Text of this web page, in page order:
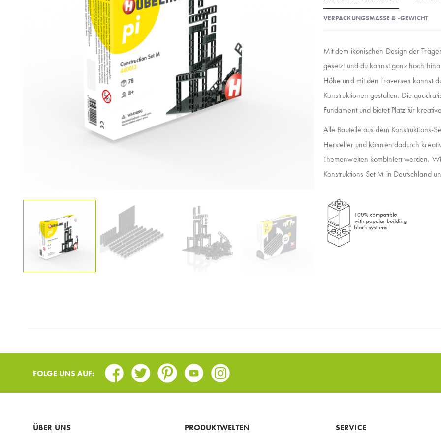
VERPACKUNGSMASSE & -GEWICHT
Mit dem ikonischen Design der
gesetzt und du kannst ganz hoch
Höhe und mit den Traversen kannst
Konstruktionen gestalten. Die
Fundament und bietet Platz für
Alle Bauteile aus dem Konstruktions-
Hersteller und können dadurch
Themenwelten kombiniert werden.
Konstruktions-Set M in Deutschland
FOLGE UNS AUF: Facebook
TwitterPinterestYoutubeInstagram
ÜBER UNS PRODUKTWELTEN SERVICE